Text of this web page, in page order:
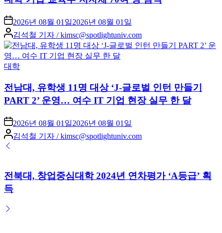
2026년 08월 01일2026년 08월 01일
Posted
by
김석철 기자 / kimsc@spotlightuniv.com
Posted
대학
전남대, 유학생 11명 대상 ‘J-글로벌 인턴 만들기
PART 2’ 운영… 여수 IT 기업 현장 실무 한 달
2026년 08월 01일2026년 08월 01일
Posted
by
김석철 기자 / kimsc@spotlightuniv.com
전북대, 창업중심대학 2024년 연차평가 ‘A등급’ 획
득